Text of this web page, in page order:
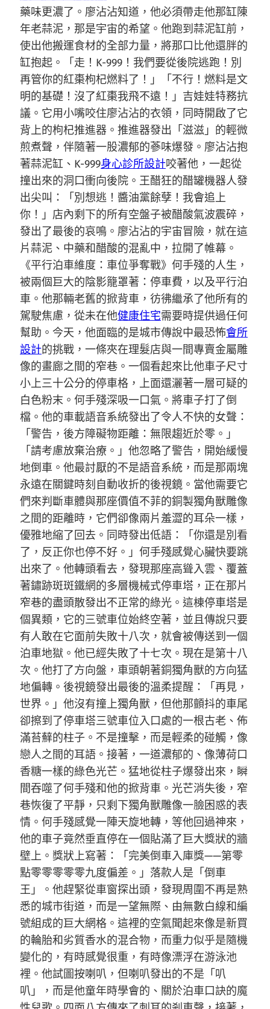
藥味更濃了。廖沾沾知道，他必須帶走他那缸陳
年老蒜泥，那是宇宙的希望。他跑到蒜泥缸前，
使出他搬運食材的全部力量，將那口比他還胖的
缸抱起。「走！K-999！我們要從後院逃跑！別
再管你的紅棗枸杞燃料了！」「不行！燃料是文
明的基礎！沒了紅棗我飛不遠！」吉娃娃特務抗
議。它用小嘴咬住廖沾沾的衣領，同時開啟了它
背上的枸杞推進器。推進器發出「滋滋」的輕微
煎煮聲，伴隨著一股濃郁的蔘味爆發。廖沾沾抱
著蒜泥缸、K-999身心診所設計咬著他，一起從
撞出來的洞口衝向後院。王醋狂的醋罐機器人發
出尖叫：「別想逃！醬油黨餘孽！我會追上
你！」店內剩下的所有空盤子被醋酸氣波震碎，
發出了最後的哀鳴。廖沾沾的宇宙冒險，就在這
片蒜泥、中藥和醋酸的混亂中，拉開了帷幕。
《平行泊車維度：車位爭奪戰》何手殘的人生，
被兩個巨大的陰影籠罩著：停車費，以及平行泊
車。他那輛老舊的掀背車，彷彿繼承了他所有的
駕駛焦慮，從未在他健康住宅需要時提供過任何
幫助。今天，他面臨的是城市傳說中最恐怖會所
設計的挑戰，一條夾在理髮店與一間專賣金屬雕
像的畫廊之間的窄巷。一個看起來比他車子尺寸
小上三十公分的停車格，上面還灑著一層可疑的
白色粉末。何手殘深吸一口氣。將車子打了倒
檔。他的車載語音系統發出了令人不快的女聲：
「警告，後方障礙物距離：無限趨近於零。」
「請考慮放棄治療。」他忽略了警告，開始緩慢
地倒車。他最討厭的不是語音系統，而是那兩塊
永遠在關鍵時刻自動收折的後視鏡。當他需要它
們來判斷車體與那座價值不菲的銅製獨角獸雕像
之間的距離時，它們卻像兩片羞澀的耳朵一樣，
優雅地縮了回去。同時發出低語：「你還是別看
了，反正你也停不好。」何手殘感覺心臟快要跳
出來了。他轉頭看去，發現那座高聳入雲、覆蓋
著鏽跡斑斑鐵網的多層機械式停車塔，正在那片
窄巷的盡頭散發出不正常的綠光。這棟停車塔是
個異類，它的三號車位始終空著，並且傳說只要
有人敢在它面前失敗十八次，就會被傳送到一個
泊車地獄。他已經失敗了十七次。現在是第十八
次。他打了方向盤，車頭朝著銅獨角獸的方向猛
地偏轉。後視鏡發出最後的溫柔提醒：「再見，
世界。」他沒有撞上獨角獸，但他那顫抖的車尾
卻擦到了停車塔三號車位入口處的一根古老、佈
滿苔蘚的柱子。不是撞擊，而是輕柔的碰觸，像
戀人之間的耳語。接著，一道濃郁的、像薄荷口
香糖一樣的綠色光芒。猛地從柱子爆發出來，瞬
間吞噬了何手殘和他的掀背車。光芒消失後，窄
巷恢復了平靜，只剩下獨角獸雕像一臉困惑的表
情。何手殘感覺一陣天旋地轉，等他回過神來，
他的車子竟然垂直停在一個貼滿了巨大獎狀的牆
壁上。獎狀上寫著：「完美倒車入庫獎——第零
點零零零零零九度偏差。」落款人是「倒車
王」。他趕緊從車窗探出頭，發現周圍不再是熟
悉的城市街道，而是一望無際、由無數白線和編
號組成的巨大網格。這裡的空氣聞起來像是新買
的輪胎和劣質香水的混合物，而重力似乎是隨機
變化的，有時感覺很重，有時像漂浮在游泳池
裡。他試圖按喇叭，但喇叭發出的不是「叭
叭」，而是他童年時學會的、關於泊車口訣的魔